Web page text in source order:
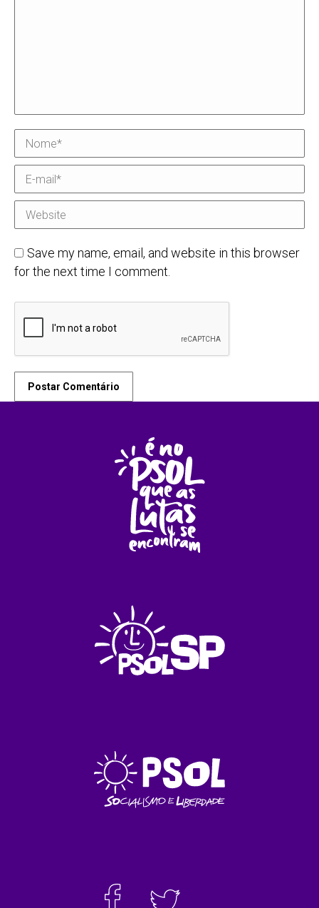
Nome *
E-mail *
Website
Save my name, email, and website in this browser
for the next time I comment.
Postar Comentário